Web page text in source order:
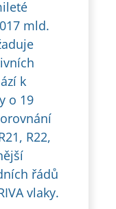
mld.
k
o 19
R22,
řádů
vlaky.